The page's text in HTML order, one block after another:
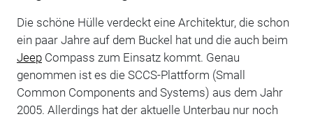
Die schöne Hülle verdeckt eine Architektur, die schon
ein paar Jahre auf dem Buckel hat und die auch beim
JeepCompass zum Einsatz kommt. Genau
genommen ist es die SCCS-Plattform (Small
Common Components and Systems) aus dem Jahr
2005. Allerdings hat der aktuelle Unterbau nur noch